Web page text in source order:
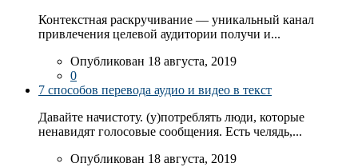
Контекстная раскручивание — уникальный канал
привлечения целевой аудитории получи и...
Опубликован 18 августа, 2019
0
7 способов перевода аудио и видео в текст
Давайте начистоту. (у)потреблять люди, которые
ненавидят голосовые сообщения. Есть челядь,...
Опубликован 18 августа, 2019